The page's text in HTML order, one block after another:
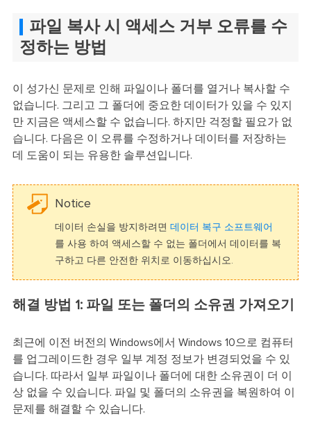
파일 복사 시 액세스 거부 오류를 수
정하는 방법
이 성가신 문제로 인해 파일이나 폴더를 열거나 복사할 수
없습니다. 그리고 그 폴더에 중요한 데이터가 있을 수 있지
만 지금은 액세스할 수 없습니다. 하지만 걱정할 필요가 없
습니다. 다음은 이 오류를 수정하거나 데이터를 저장하는
데 도움이 되는 유용한 솔루션입니다.
Notice
데이터 손실을 방지하려면 데이터 복구 소프트웨어
를 사용 하여 액세스할 수 없는 폴더에서 데이터를 복
구하고 다른 안전한 위치로 이동하십시오.
해결 방법 1: 파일 또는 폴더의 소유권 가져오기
최근에 이전 버전의 Windows에서 Windows 10으로 컴퓨터
를 업그레이드한 경우 일부 계정 정보가 변경되었을 수 있
습니다. 따라서 일부 파일이나 폴더에 대한 소유권이 더 이
상 없을 수 있습니다. 파일 및 폴더의 소유권을 복원하여 이
문제를 해결할 수 있습니다.